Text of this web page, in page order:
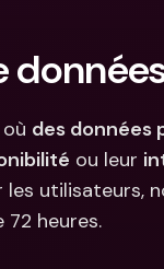
des données
ou leur
utilisateurs,
72 heures.